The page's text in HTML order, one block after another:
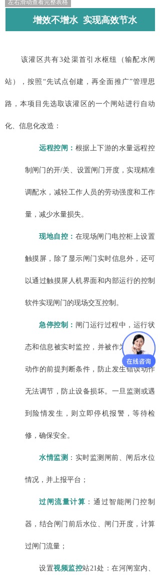
增效不增水 实现高效节水
该灌区共有3处渠首引水枢纽（输配水闸
站），按照“先试点创建，再全面推广”管理思
路，本项目先选取该灌区的一个闸站进行自动
化、信息化改造：
远程控闸： 根据上下游的水量远程控
制闸门的开/关、设置闸门开度，实现精准
调配水，减轻工作人员的劳动强度和工作
量，减少水量损失。
现地自控： 在现场闸门电控柜上设置
触摸屏，除了显示闸门实时信息外，还可
以通过触摸屏人机界面和内部运行的控制
软件实现闸门的现场交互控制。
急停控制： 闸门运行过程中，运行状
态和信息被实时监控，并被作为闸门运行
动作的前提判断条件，防止发生错误动作
无法调节，防止设备损坏。一旦监测或遇
到险情发生，则立即停机报警，等待检
修，确保安全。
水情监测 ：实时监测闸前、闸后水位
情况，并上报平台；
过闸流量计算 ：通过智能闸门控制
器，结合闸门前后水位、闸门开度，计算
过闸门流量；
设置视频监控站21处：在河闸室内、